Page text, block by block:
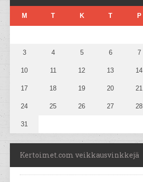
M T K T P
3 4 5 6 7
10 11 12 13 14
17 18 19 20 21
24 25 26 27 28
31
Kertoimet.com veikkausvinkkejä